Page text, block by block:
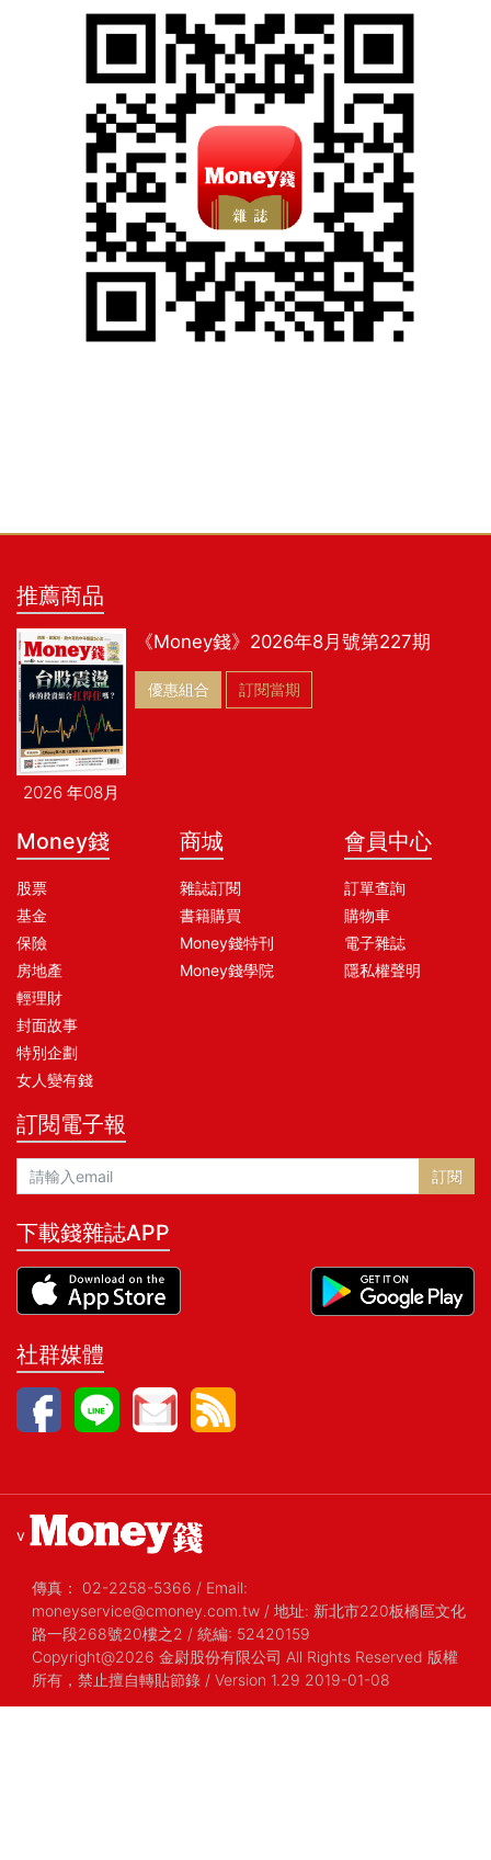
推薦商品
2026 年08月
《Money錢》2026年8月號第227期
優惠組合 訂閱當期
Money錢
股票
基金
保險
房地產
輕理財
封面故事
特別企劃
女人變有錢
商城
雜誌訂閱
書籍購買
Money錢特刊
Money錢學院
會員中心
訂單查詢
購物車
電子雜誌
隱私權聲明
訂閱電子報
訂閱
下載錢雜誌APP
社群媒體
v
傳真： 02-2258-5366 / Email:
moneyservice@cmoney.com.tw / 地址: 新北市220板橋區文化
路一段268號20樓之2 / 統編: 52420159
Copyright@2026 金尉股份有限公司 All Rights Reserved 版權
所有，禁止擅自轉貼節錄 / Version 1.29 2019-01-08